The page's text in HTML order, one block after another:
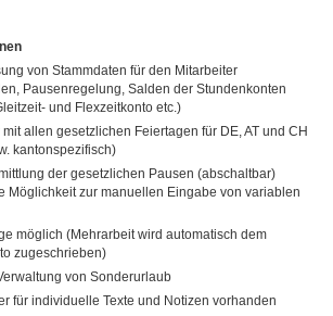
von Stammdaten für den Mitarbeiter
Pausenregelung, Salden der Stundenkonten
und Flexzeitkonto etc.)
allen gesetzlichen Feiertagen für DE, AT und CH
kantonspezifisch)
der gesetzlichen Pausen (abschaltbar)
Möglichkeit zur manuellen Eingabe von variablen
möglich (Mehrarbeit wird automatisch dem
zugeschrieben)
von Sonderurlaub
für individuelle Texte und Notizen vorhanden